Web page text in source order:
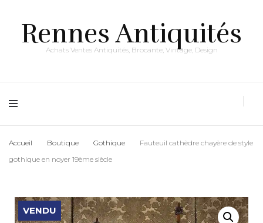
Rennes Antiquités
Achats Ventes Antiquités, Brocante, Vintage, Design
Accueil Boutique Gothique
Fauteuil cathèdre chayère de style
gothique en noyer 19ème siècle
VENDU